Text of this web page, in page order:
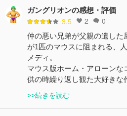
ガングリオンの感想・評価
3.5 2 0
仲の悪い兄弟が父親の遺した
が1匹のマウスに阻まれる、
メディ。
マウス版ホーム・アローン
供の時繰り返し観た大好き
>>続きを読む